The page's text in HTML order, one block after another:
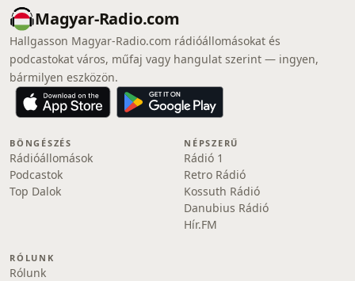
Magyar-Radio.com
Hallgasson Magyar-Radio.com rádióállomásokat és
podcastokat város, műfaj vagy hangulat szerint — ingyen,
bármilyen eszközön.
BÖNGÉSZÉS
Rádióállomások
Podcastok
Top Dalok
NÉPSZERŰ
Rádió 1
Retro Rádió
Kossuth Rádió
Danubius Rádió
Hír.FM
RÓLUNK
Rólunk